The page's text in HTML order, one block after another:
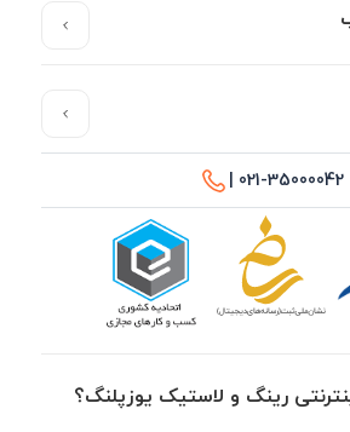
021-35000042 |
رینگ و لاستیک یوزپلنگ؟